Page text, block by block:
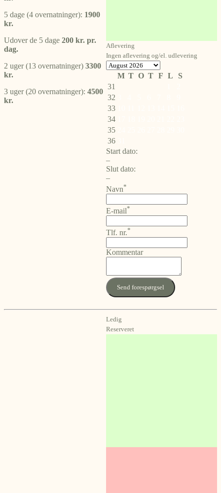
5 dage (4 overnatninger): 1900
kr.
Udover de 5 dage 200 kr. pr.
dag.
2 uger (13 overnatninger) 3300
kr.
3 uger (20 overnatninger): 4500
kr.
Aflevering
Ingen aflevering og/el. udlevering
M T O T F L
S
31
32
33
34
35
36
Start dato:
–
Slut dato:
–
Navn*
E-mail*
Tlf. nr.*
Kommentar
Send forespørgsel
Ledig
Reserveret